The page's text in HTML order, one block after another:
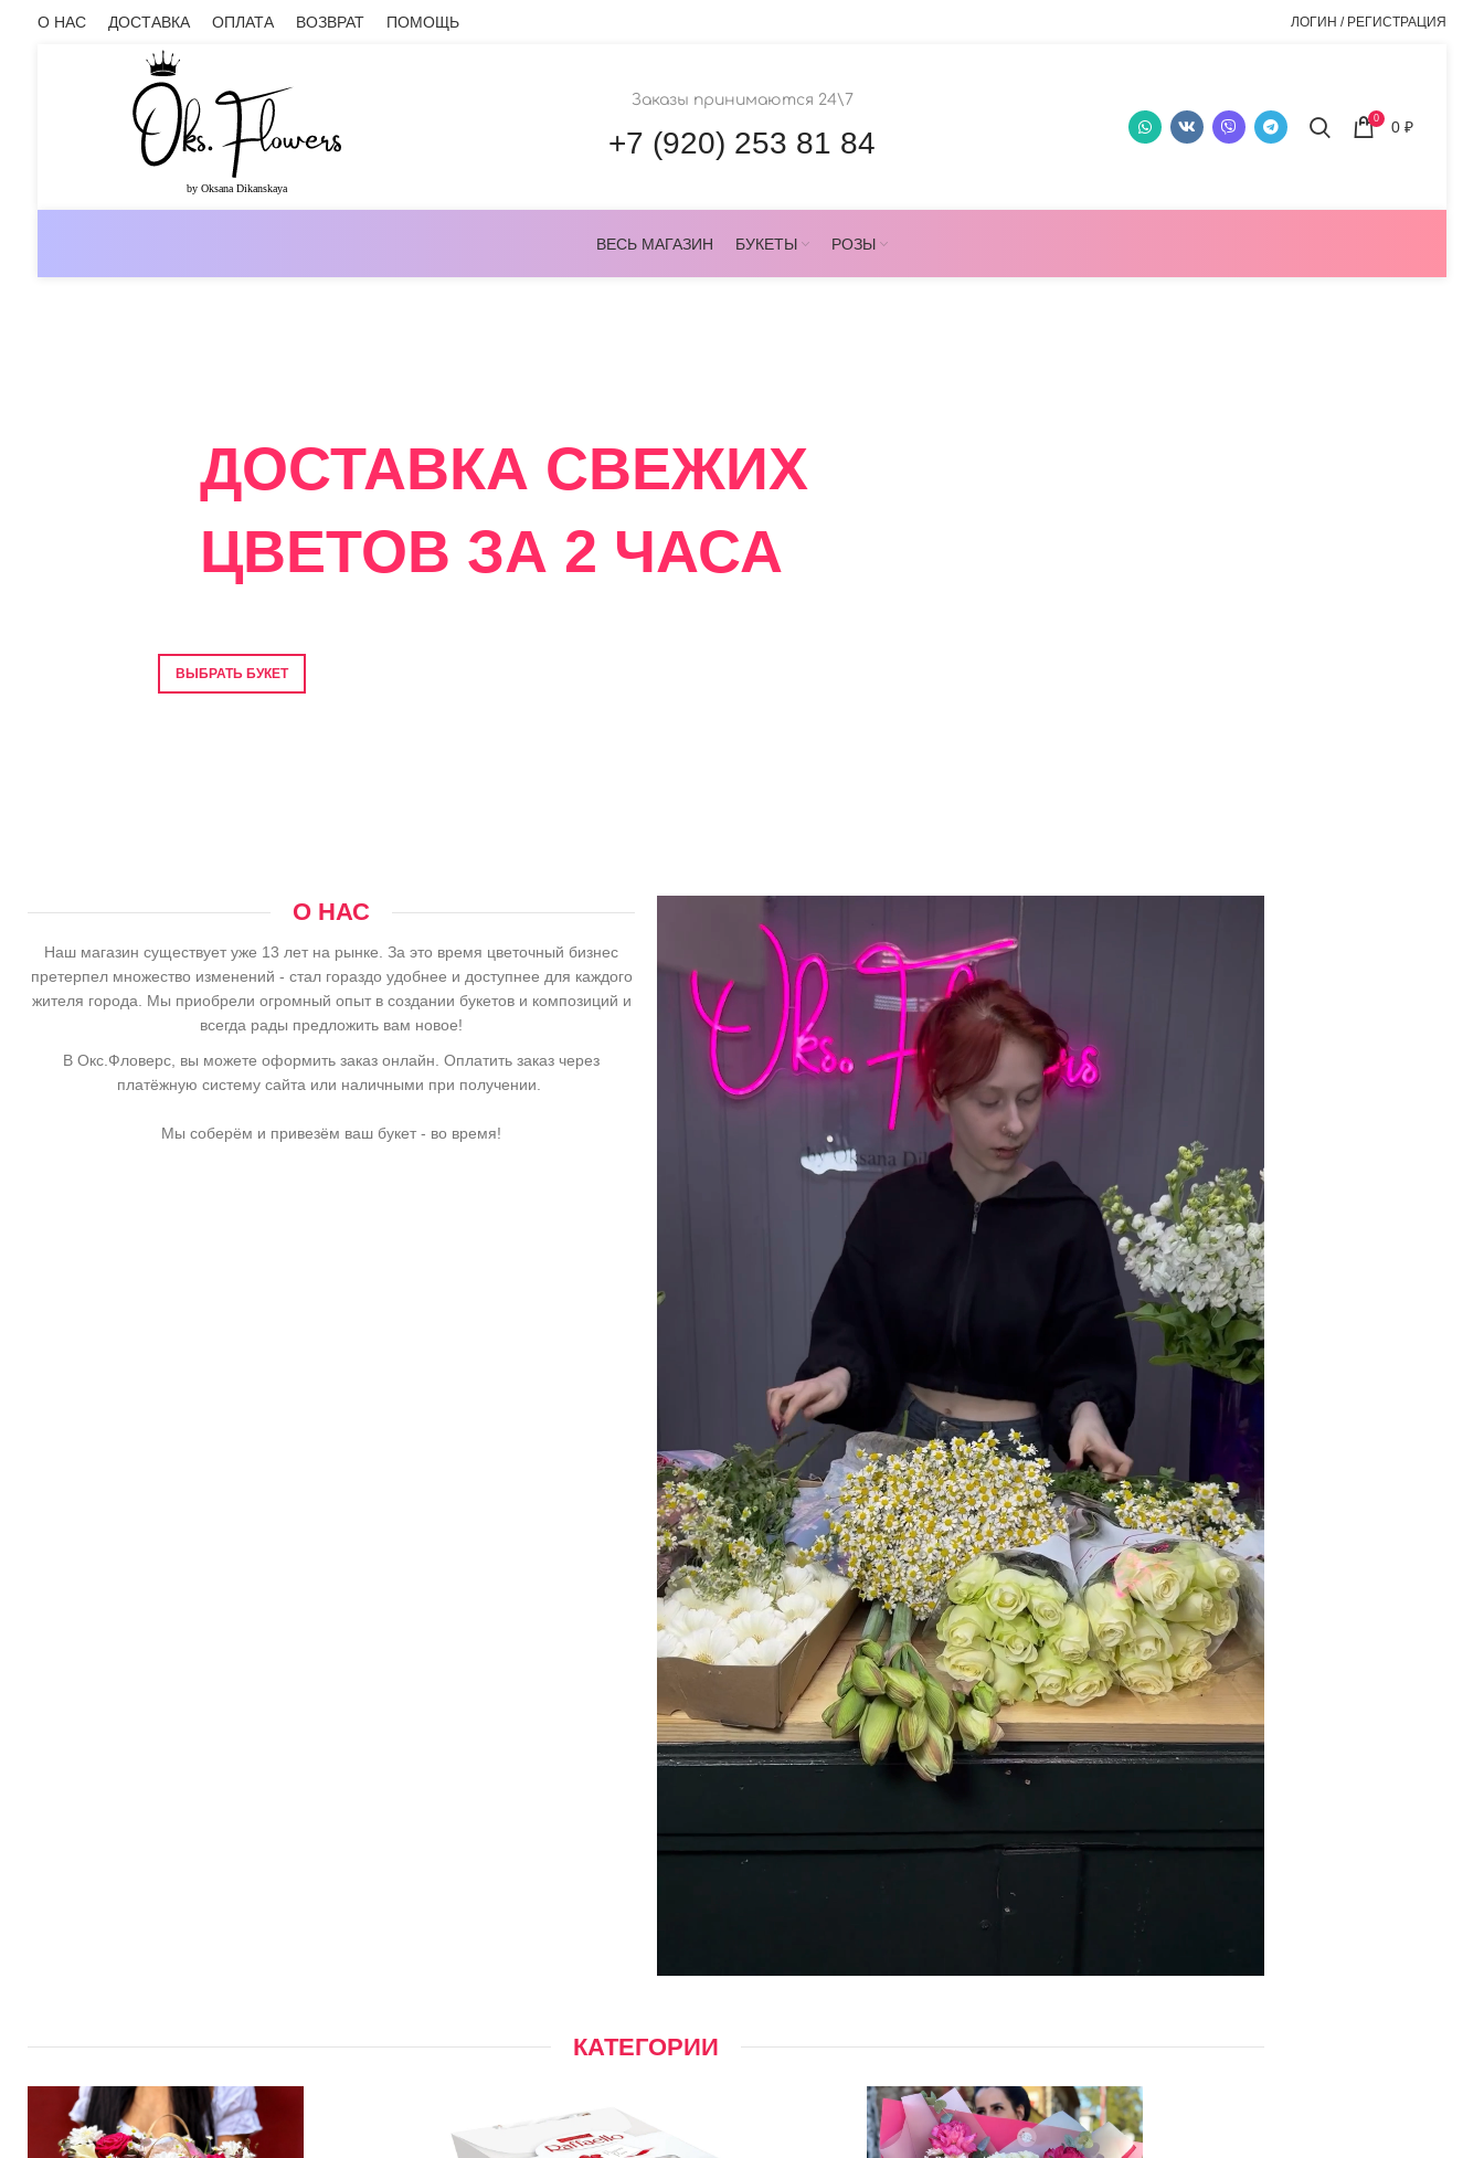
О НАС ДОСТАВКА ОПЛАТА ВОЗВРАТ ПОМОЩЬ ЛОГИН / РЕГИСТРАЦИЯ
Заказы принимаются 24\7
+7 (920) 253 81 84
0 0₽
ВЕСЬ МАГАЗИН БУКЕТЫ РОЗЫ
ДОСТАВКА СВЕЖИХ
ЦВЕТОВ ЗА 2 ЧАСА
ВЫБРАТЬ БУКЕТ
О НАС
Наш магазин существует уже 13 лет на рынке. За это время цветочный бизнес
претерпел множество изменений - стал гораздо удобнее и доступнее для каждого
жителя города. Мы приобрели огромный опыт в создании букетов и композиций и
всегда рады предложить вам новое!
В Окс.Фловерс, вы можете оформить заказ онлайн. Оплатить заказ через
платёжную систему сайта или наличными при получении.
Мы соберём и привезём ваш букет - во время!
КАТЕГОРИИ